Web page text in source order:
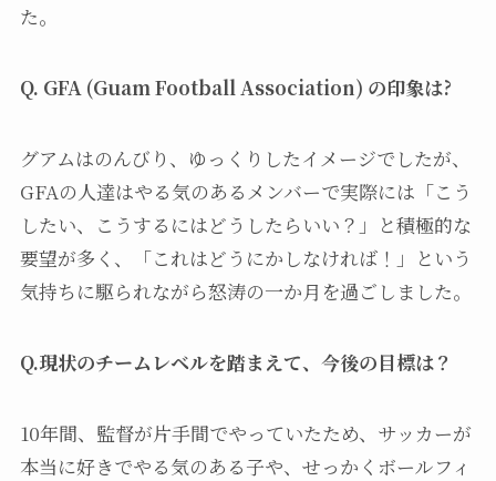
た。
Q. GFA (Guam Football Association) の印象は?
グアムはのんびり、ゆっくりしたイメージでしたが、
GFAの人達はやる気のあるメンバーで実際には「こう
したい、こうするにはどうしたらいい？」と積極的な
要望が多く、「これはどうにかしなければ！」という
気持ちに駆られながら怒涛の一か月を過ごしました。
Q.現状のチームレベルを踏まえて、今後の目標は？
10年間、監督が片手間でやっていたため、サッカーが
本当に好きでやる気のある子や、せっかくボールフィ